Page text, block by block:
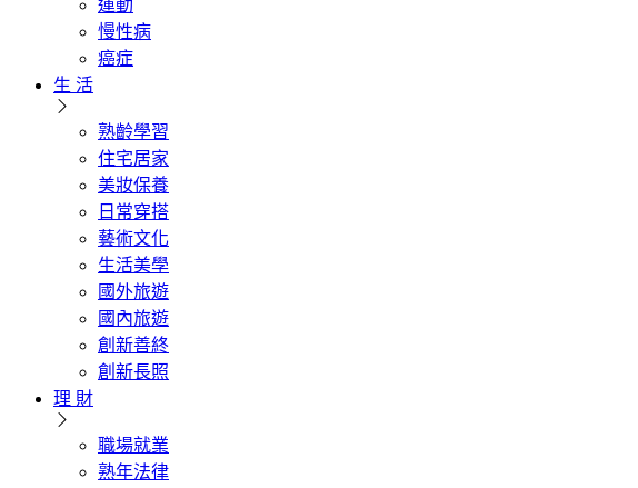
運動
慢性病
癌症
生 活
熟齡學習
住宅居家
美妝保養
日常穿搭
藝術文化
生活美學
國外旅遊
國內旅遊
創新善終
創新長照
理 財
職場就業
熟年法律